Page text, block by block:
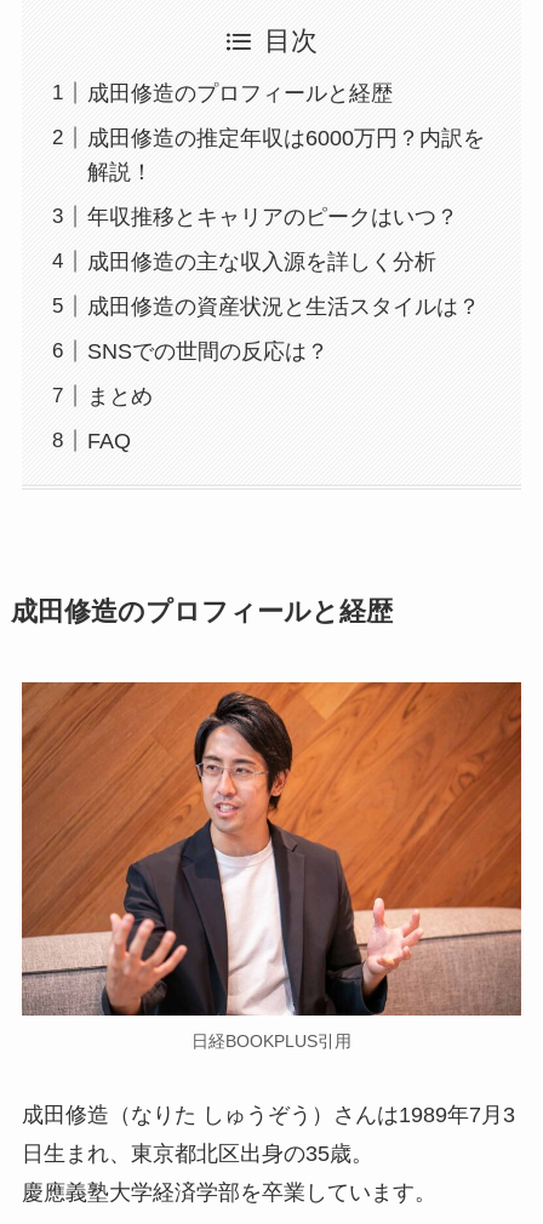
目次
成田修造のプロフィールと経歴
成田修造の推定年収は6000万円？内訳を
解説！
年収推移とキャリアのピークはいつ？
成田修造の主な収入源を詳しく分析
成田修造の資産状況と生活スタイルは？
SNSでの世間の反応は？
まとめ
FAQ
成田修造のプロフィールと経歴
日経BOOKPLUS引用
成田修造（なりた しゅうぞう）さんは1989年7月3
日生まれ、東京都北区出身の35歳。
慶應義塾大学経済学部を卒業しています。